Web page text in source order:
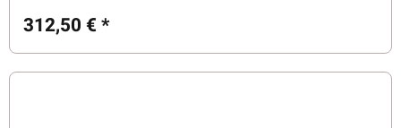
312,50 €*